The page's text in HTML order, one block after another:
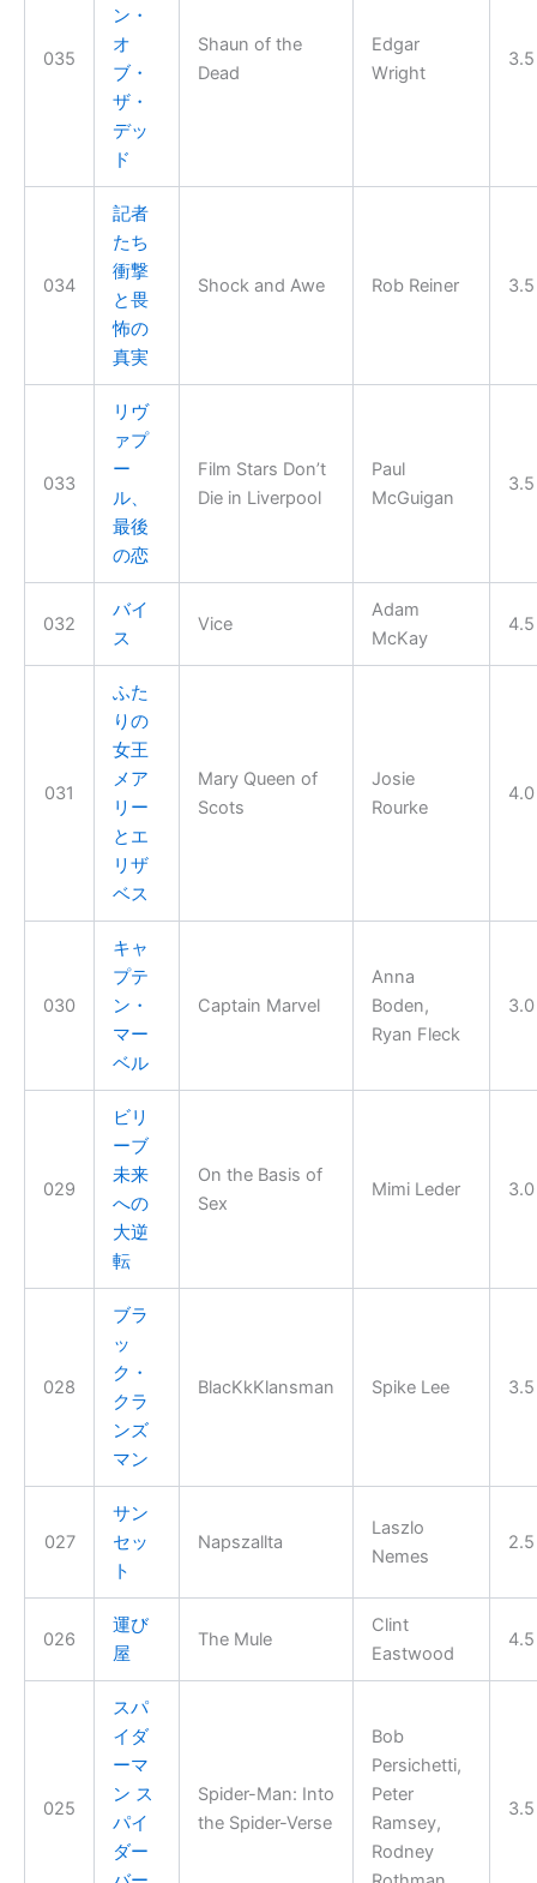
035
ン・
オ
ブ・
ザ・
デッ
ド
Shaun of the
Dead
Edgar
Wright
3.5
034
記者
たち
衝撃
と畏
怖の
真実
Shock and Awe Rob Reiner 3.5
033
リヴ
ァプ
ー
ル、
最後
の恋
Film Stars Don’t
Die in Liverpool
Paul
McGuigan
3.5
032
バイ
ス
Vice
Adam
McKay
4.5
031
ふた
りの
女王
メア
リー
とエ
リザ
ベス
Mary Queen of
Scots
Josie
Rourke
4.0
030
キャ
プテ
ン・
マー
ベル
Captain Marvel
Anna
Boden,
Ryan Fleck
3.0
029
ビリ
ーブ
未来
への
大逆
転
On the Basis of
Sex
Mimi Leder 3.0
028
ブラ
ッ
ク・
クラ
ンズ
マン
BlacKkKlansman Spike Lee 3.5
027
サン
セッ
ト
Napszallta
Laszlo
Nemes
2.5
026
運び
屋
The Mule
Clint
Eastwood
4.5
025
スパ
イダ
ーマ
ン ス
パイ
ダー
Spider-Man: Into
the Spider-Verse
Bob
Persichetti,
Peter
Ramsey,
Rodney
3.5